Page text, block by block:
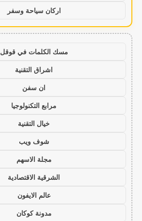
اركان سياحة وسفر
مسك الكلمات في قوقل
اشراق التقنية
ان سفن
مرابع التكنولوجيا
خيال التقنية
شوف ويب
مجلة الاسهم
الشرقية الاقتصادية
عالم الايفون
مدونة كوكان